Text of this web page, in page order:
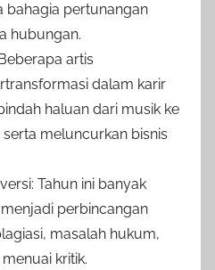
bahagia pertunangan
hubungan.
artis
dalam karir
haluan dari musik ke
meluncurkan bisnis
Tahun ini banyak
perbincangan
masalah hukum,
kritik.